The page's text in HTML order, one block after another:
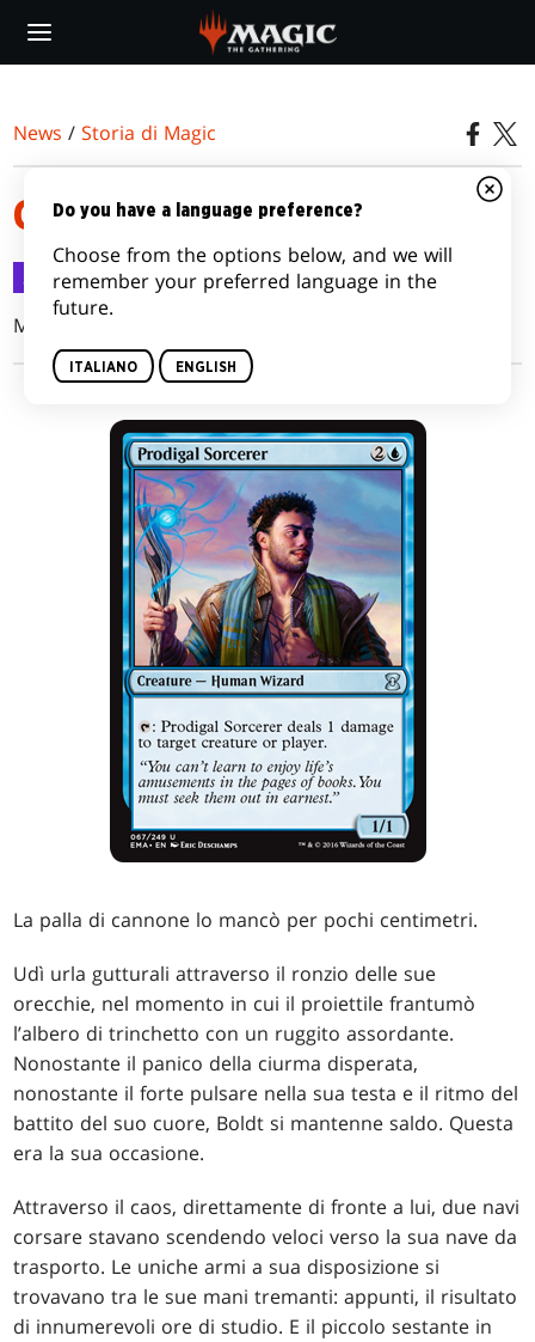
main
News /Storia di Magic
GLI STREGONI ERRANTI
Storia di Magic 25 mag 2016
Mark Price
La palla di cannone lo mancò per pochi centimetri.
Udì urla gutturali attraverso il ronzio delle sue
orecchie, nel momento in cui il proiettile frantumò
l’albero di trinchetto con un ruggito assordante.
Nonostante il panico della ciurma disperata,
nonostante il forte pulsare nella sua testa e il ritmo del
battito del suo cuore, Boldt si mantenne saldo. Questa
era la sua occasione.
Attraverso il caos, direttamente di fronte a lui, due navi
corsare stavano scendendo veloci verso la sua nave da
trasporto. Le uniche armi a sua disposizione si
trovavano tra le sue mani tremanti: appunti, il risultato
di innumerevoli ore di studio. E il piccolo sestante in
Do you have a language preference?
Choose from the options below, and we will
remember your preferred language in the
future.
ITALIANO ENGLISH